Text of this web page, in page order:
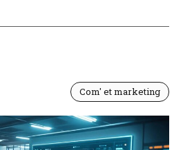
Com' et marketing